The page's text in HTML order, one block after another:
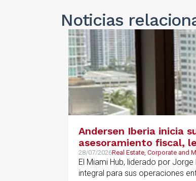
Noticias
Andersen Iberia inicia
asesoramiento fiscal,
28/07/2026Real Estate, Corporate and
El Miami Hub, liderado por
integral para sus operaciones